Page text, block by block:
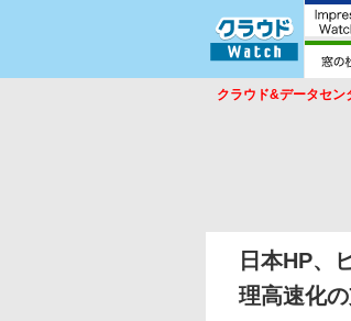
クラウド&データセン
日本HP、
理高速化